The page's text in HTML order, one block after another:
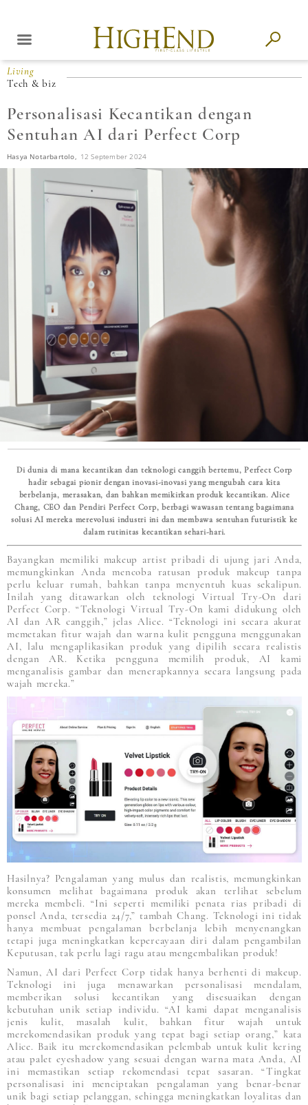
Living
Tech & biz
Personalisasi Kecantikan dengan
Sentuhan AI dari Perfect Corp
Hasya Notarbartolo, 12 September 2024
Di dunia di mana kecantikan dan teknologi canggih bertemu, Perfect Corp
hadir sebagai pionir dengan inovasi-inovasi yang mengubah cara kita
berbelanja, merasakan, dan bahkan memikirkan produk kecantikan. Alice
Chang, CEO dan Pendiri Perfect Corp, berbagi wawasan tentang bagaimana
solusi AI mereka merevolusi industri ini dan membawa sentuhan futuristik ke
dalam rutinitas kecantikan sehari-hari.
Bayangkan memiliki makeup artist pribadi di ujung jari Anda,
memungkinkan Anda mencoba ratusan produk makeup tanpa
perlu keluar rumah, bahkan tanpa menyentuh kuas sekalipun.
Inilah yang ditawarkan oleh teknologi Virtual Try-On dari
Perfect Corp. “Teknologi Virtual Try-On kami didukung oleh
AI dan AR canggih,” jelas Alice. “Teknologi ini secara akurat
memetakan fitur wajah dan warna kulit pengguna menggunakan
AI, lalu mengaplikasikan produk yang dipilih secara realistis
dengan AR. Ketika pengguna memilih produk, AI kami
menganalisis gambar dan menerapkannya secara langsung pada
wajah mereka.”
Hasilnya? Pengalaman yang mulus dan realistis, memungkinkan
konsumen melihat bagaimana produk akan terlihat sebelum
mereka membeli. “Ini seperti memiliki penata rias pribadi di
ponsel Anda, tersedia 24/7,” tambah Chang. Teknologi ini tidak
hanya membuat pengalaman berbelanja lebih menyenangkan
tetapi juga meningkatkan kepercayaan diri dalam pengambilan
Keputusan, tak perlu lagi ragu atau mengembalikan produk!
Namun, AI dari Perfect Corp tidak hanya berhenti di makeup.
Teknologi ini juga menawarkan personalisasi mendalam,
memberikan solusi kecantikan yang disesuaikan dengan
kebutuhan unik setiap individu. “AI kami dapat menganalisis
jenis kulit, masalah kulit, bahkan fitur wajah untuk
merekomendasikan produk yang tepat bagi setiap orang,” kata
Alice. Baik itu merekomendasikan pelembab untuk kulit kering
atau palet eyeshadow yang sesuai dengan warna mata Anda, AI
ini memastikan setiap rekomendasi tepat sasaran. “Tingkat
personalisasi ini menciptakan pengalaman yang benar-benar
unik bagi setiap pelanggan, sehingga meningkatkan loyalitas dan